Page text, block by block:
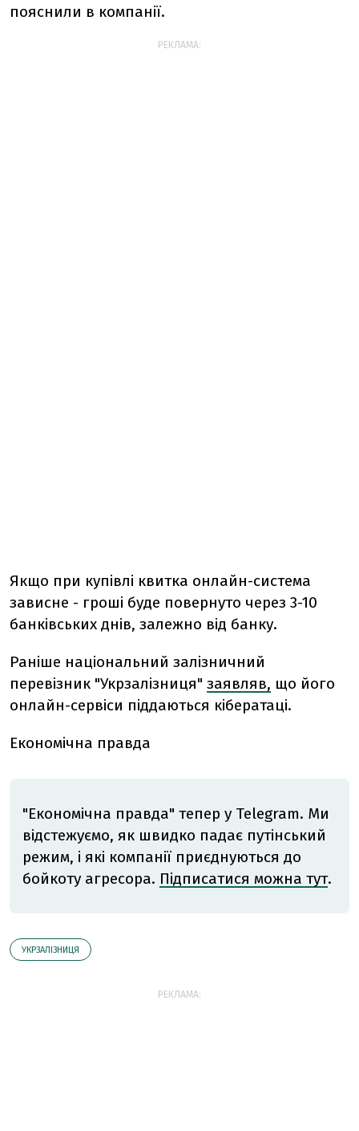
пояснили в компанії.
РЕКЛАМА:
Якщо при купівлі квитка онлайн-система
зависне - гроші буде повернуто через 3-10
банківських днів, залежно від банку.
Раніше національний залізничний
перевізник "Укрзалізниця" заявляв, що його
онлайн-сервіси піддаються кібератаці.
Економічна правда
"Економічна правда" тепер у Telegram. Ми
відстежуємо, як швидко падає путінський
режим, і які компанії приєднуються до
бойкоту агресора. Підписатися можна тут.
УКРЗАЛІЗНИЦЯ
РЕКЛАМА: